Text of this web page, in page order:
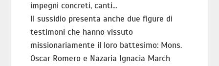
impegni concreti, canti…
Il sussidio presenta anche due figure di
testimoni che hanno vissuto
missionariamente il loro battesimo: Mons.
Oscar Romero e Nazaria Ignacia March